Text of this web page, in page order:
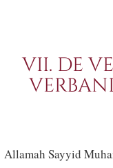
VII. DE
Allamah Sayyid